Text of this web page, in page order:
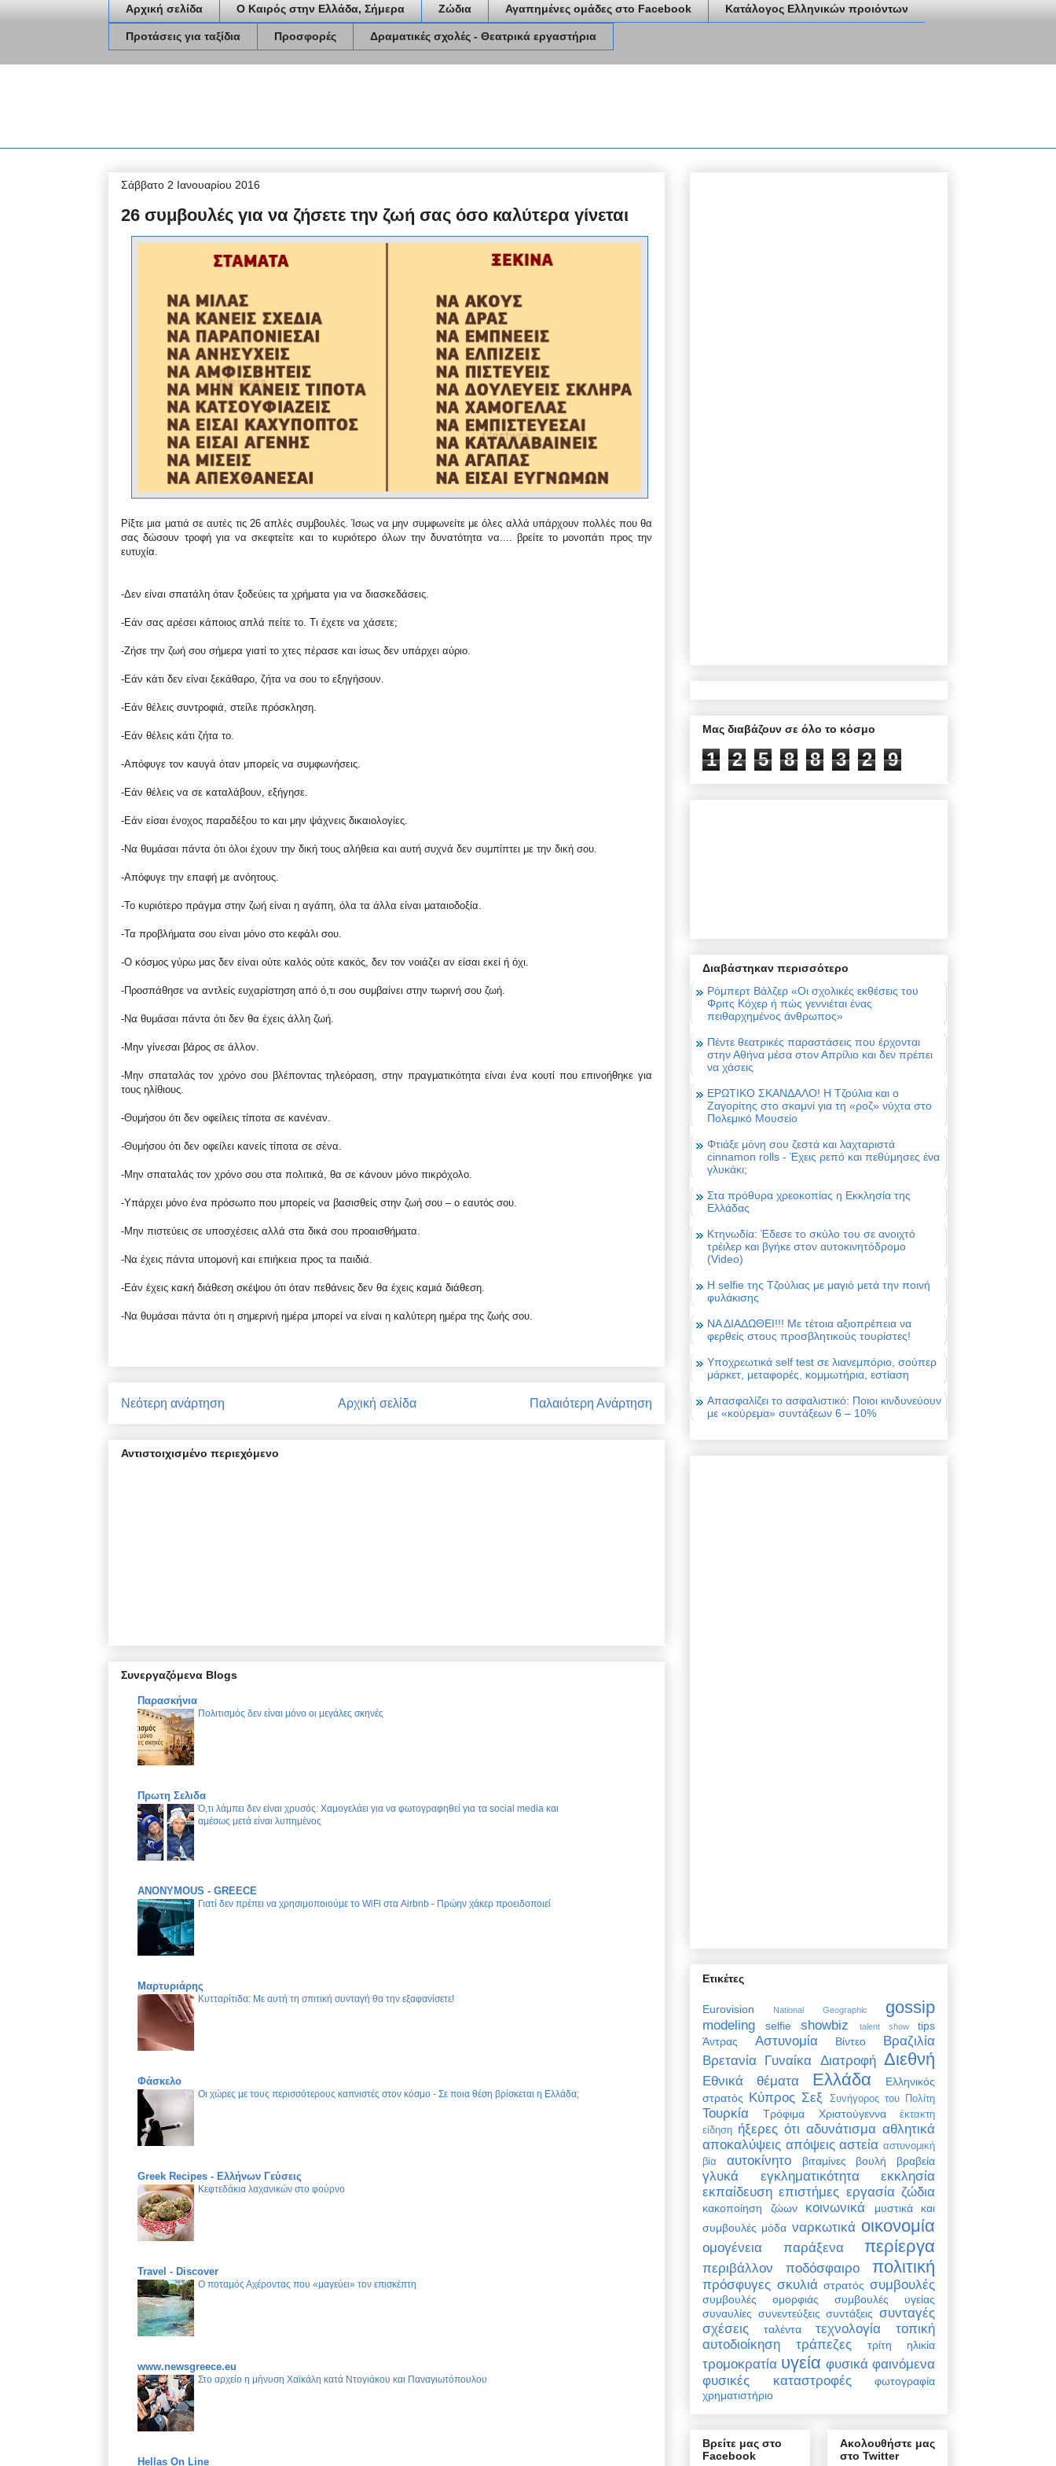
Αρχική σελίδα Ο Καιρός στην Ελλάδα, Σήμερα Ζώδια Αγαπημένες ομάδες στο Facebook Κατάλογος Ελληνικών προιόντων
Προτάσεις για ταξίδια Προσφορές Δραματικές σχολές - Θεατρικά εργαστήρια
Σάββατο 2 Ιανουαρίου 2016
26 συμβουλές για να ζήσετε την ζωή σας όσο καλύτερα γίνεται
Ρίξτε μια ματιά σε αυτές τις 26 απλές συμβουλές. Ίσως να μην συμφωνείτε με όλες αλλά υπάρχουν πολλές που θα
σας δώσουν τροφή για να σκεφτείτε και το κυριότερο όλων την δυνατότητα να....
βρείτε το μονοπάτι προς την
ευτυχία.
-Δεν είναι σπατάλη όταν ξοδεύεις τα χρήματα για να διασκεδάσεις.
-Εάν σας αρέσει κάποιος απλά πείτε το. Τι έχετε να χάσετε;
-Ζήσε την ζωή σου σήμερα γιατί το χτες πέρασε και ίσως δεν υπάρχει αύριο.
-Εάν κάτι δεν είναι ξεκάθαρο, ζήτα να σου το εξηγήσουν.
-Εάν θέλεις συντροφιά, στείλε πρόσκληση.
-Εάν θέλεις κάτι ζήτα το.
-Απόφυγε τον καυγά όταν μπορείς να συμφωνήσεις.
-Εάν θέλεις να σε καταλάβουν, εξήγησε.
-Εάν είσαι ένοχος παραδέξου το και μην ψάχνεις δικαιολογίες.
-Να θυμάσαι πάντα ότι όλοι έχουν την δική τους αλήθεια και αυτή συχνά δεν συμπίπτει με την δική σου.
-Απόφυγε την επαφή με ανόητους.
-Το κυριότερο πράγμα στην ζωή είναι η αγάπη, όλα τα άλλα είναι ματαιοδοξία.
-Τα προβλήματα σου είναι μόνο στο κεφάλι σου.
-Ο κόσμος γύρω μας δεν είναι ούτε καλός ούτε κακός, δεν τον νοιάζει αν είσαι εκεί ή όχι.
-Προσπάθησε να αντλείς ευχαρίστηση από ό,τι σου συμβαίνει στην τωρινή σου ζωή.
-Να θυμάσαι πάντα ότι δεν θα έχεις άλλη ζωή.
-Μην γίνεσαι βάρος σε άλλον.
-Μην σπαταλάς τον χρόνο σου βλέποντας τηλεόραση, στην πραγματικότητα είναι ένα κουτί που επινοήθηκε για
τους ηλίθιους.
-Θυμήσου ότι δεν οφείλεις τίποτα σε κανέναν.
-Θυμήσου ότι δεν οφείλει κανείς τίποτα σε σένα.
-Μην σπαταλάς τον χρόνο σου στα πολιτικά, θα σε κάνουν μόνο πικρόχολο.
-Υπάρχει μόνο ένα πρόσωπο που μπορείς να βασισθείς στην ζωή σου – ο εαυτός σου.
-Μην πιστεύεις σε υποσχέσεις αλλά στα δικά σου προαισθήματα.
-Να έχεις πάντα υπομονή και επιήκεια προς τα παιδιά.
-Εάν έχεις κακή διάθεση σκέψου ότι όταν πεθάνεις δεν θα έχεις καμιά διάθεση.
-Να θυμάσαι πάντα ότι η σημερινή ημέρα μπορεί να είναι η καλύτερη ημέρα της ζωής σου.
Νεότερη ανάρτηση Παλαιότερη Ανάρτηση
Αρχική σελίδα
Αντιστοιχισμένο περιεχόμενο
Συνεργαζόμενα Blogs
Παρασκήνια
Πολιτισμός δεν είναι μόνο οι μεγάλες σκηνές
Πρωτη Σελιδα
Ό,τι λάμπει δεν είναι χρυσός: Χαμογελάει για να φωτογραφηθεί για τα social media και
αμέσως μετά είναι λυπημένος
ANONYMOUS - GREECE
Γιατί δεν πρέπει να χρησιμοποιούμε το WiFi στα Airbnb - Πρώην χάκερ προειδοποιεί
Μαρτυριάρης
Κυτταρίτιδα: Με αυτή τη σπιτική συνταγή θα την εξαφανίσετε!
Φάσκελο
Οι χώρες με τους περισσότερους καπνιστές στον κόσμο - Σε ποια θέση βρίσκεται η Ελλάδα;
Greek Recipes - Ελλήνων Γεύσεις
Κεφτεδάκια λαχανικών στο φούρνο
Travel - Discover
Ο ποταμός Αχέροντας που «μαγεύει» τον επισκέπτη
www.newsgreece.eu
Στο αρχείο η μήνυση Χαϊκάλη κατά Ντογιάκου και Παναγιωτόπουλου
Hellas On Line
Μας διαβάζουν σε όλο το κόσμο
1 2 5 8 8 3 2 9
Διαβάστηκαν περισσότερο
Ρόμπερτ Βάλζερ «Οι σχολικές εκθέσεις του
Φριτς Κόχερ ή πώς γεννιέται ένας
πειθαρχημένος άνθρωπος»
Πέντε θεατρικές παραστάσεις που έρχονται
στην Αθήνα μέσα στον Απρίλιο και δεν πρέπει
να χάσεις
ΕΡΩΤΙΚΟ ΣΚΑΝΔΑΛΟ! Η Τζούλια και ο
Ζαγορίτης στο σκαμνί για τη «ροζ» νύχτα στο
Πολεμικό Μουσείο
Φτιάξε μόνη σου ζεστά και λαχταριστά
cinnamon rolls - Έχεις ρεπό και πεθύμησες ένα
γλυκάκι;
Στα πρόθυρα χρεοκοπίας η Εκκλησία της
Ελλάδας
Κτηνωδία: Έδεσε το σκύλο του σε ανοιχτό
τρέιλερ και βγήκε στον αυτοκινητόδρομο
(Video)
Η selfie της Τζούλιας με μαγιό μετά την ποινή
φυλάκισης
ΝΑ ΔΙΑΔΩΘΕΙ!!! Με τέτοια αξιοπρέπεια να
φερθείς στους προσβλητικούς τουρίστες!
Υποχρεωτικά self test σε λιανεμπόριο, σούπερ
μάρκετ, μεταφορές, κομμωτήρια, εστίαση
Απασφαλίζει το ασφαλιστικό: Ποιοι κινδυνεύουν
με «κούρεμα» συντάξεων 6 – 10%
Ετικέτες
Eurovision National Geographic gossip
modeling selfie showbiz talent show
tips
Άντρας
Αστυνομία Βίντεο
Βραζιλία
Βρετανία Γυναίκα Διατροφή Διεθνή
Εθνικά θέματα Ελλάδα
Ελληνικός
στρατός Κύπρος Σεξ Συνήγορος του Πολίτη
Τουρκία Τρόφιμα Χριστούγεννα
έκτακτη
είδηση ήξερες ότι αδυνάτισμα αθλητικά
αποκαλύψεις απόψεις αστεία αστυνομική
βία
αυτοκίνητο βιταμίνες βουλή βραβεία
γλυκά εγκληματικότητα
εκκλησία
εκπαίδευση επιστήμες εργασία ζώδια
κακοποίηση ζώων κοινωνικά
μυστικά και
συμβουλές μόδα ναρκωτικά οικονομία
ομογένεια παράξενα περίεργα
περιβάλλον ποδόσφαιρο πολιτική
πρόσφυγες σκυλιά στρατός συμβουλές
συμβουλές ομορφιάς
συμβουλές υγείας
συναυλίες συνεντεύξεις συντάξεις συνταγές
σχέσεις
ταλέντα τεχνολογία
τοπική
αυτοδιοίκηση
τράπεζες τρίτη ηλικία
τρομοκρατία υγεία φυσικά φαινόμενα
φυσικές καταστροφές
φωτογραφία
χρηματιστήριο
Βρείτε μας στο
Facebook
Ακολουθήστε μας
στο Twitter